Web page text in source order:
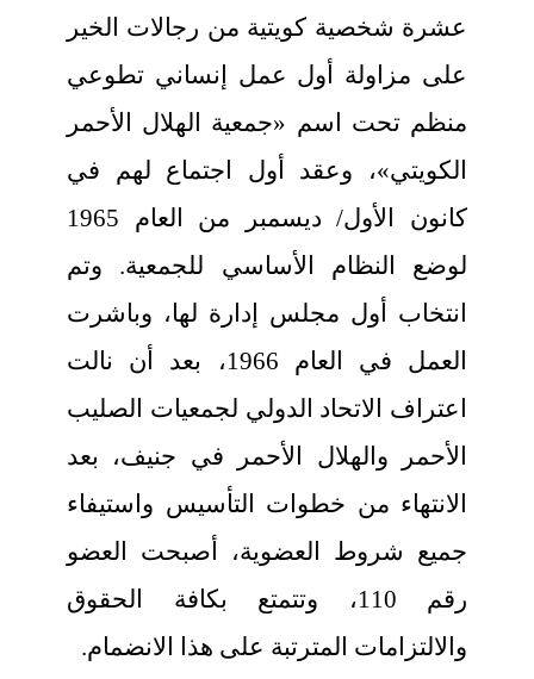
عشرة شخصية كويتية من رجالات الخير
على مزاولة أول عمل إنساني تطوعي
منظم تحت اسم «جمعية الهلال الأحمر
الكويتي»، وعقد أول اجتماع لهم في
كانون الأول/ ديسمبر من العام 1965
لوضع النظام الأساسي للجمعية. وتم
انتخاب أول مجلس إدارة لها، وباشرت
العمل في العام 1966، بعد أن نالت
اعتراف الاتحاد الدولي لجمعيات الصليب
الأحمر والهلال الأحمر في جنيف، بعد
الانتهاء من خطوات التأسيس واستيفاء
جميع شروط العضوية، أصبحت العضو
رقم 110، وتتمتع بكافة الحقوق
والالتزامات المترتبة على هذا الانضمام.